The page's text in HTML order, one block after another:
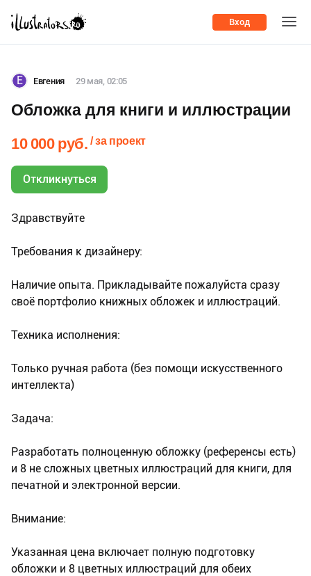
Вход
Е Евгения 29 мая, 02:05
Обложка для книги и иллюстрации
10 000 руб. / за проект
Откликнуться
Здравствуйте
Требования к дизайнеру:
Наличие опыта. Прикладывайте пожалуйста сразу
своё портфолио книжных обложек и иллюстраций.
Техника исполнения:
Только ручная работа (без помощи искусственного
интеллекта)
Задача:
Разработать полноценную обложку (референсы есть)
и 8 не сложных цветных иллюстраций для книги, для
печатной и электронной версии.
Внимание:
Указанная цена включает полную подготовку
обложки и 8 цветных иллюстраций для обеих